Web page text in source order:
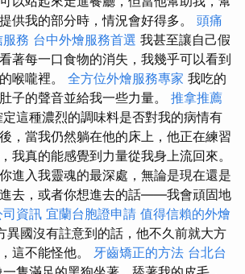
供我的部分時，情況會好得多。 頭痛
務 台中外燴服務首選 我甚至讓自己假
著每一口食物的消失，我幾乎可以看到
喉嚨裡。 全方位外燴服務專家 我吃的
子的聲音並給我一些力量。 推拿推薦
這種濃烈的調味料是否對我的病情有
，當我仍然躺在他的床上，他正在練習
我真的能感覺到力量從我身上流回來。
進入我靈魂的最深處，無論是現在還是
去，或者你想進去的話——我會頑固地
資訊 宜蘭台胞證申請 值得信賴的外燴
異國沒有註意到的話，他不久前就大方
這不能怪他。 牙齒矯正的方法 台北台